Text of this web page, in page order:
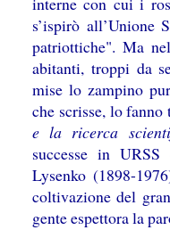
s’ispirò all’Unione
patriottiche". Ma
abitanti, troppi da
mise lo zampino
che scrisse, lo
e la ricerca
successe in
Lysenko (1898-
coltivazione del
gente espettora la